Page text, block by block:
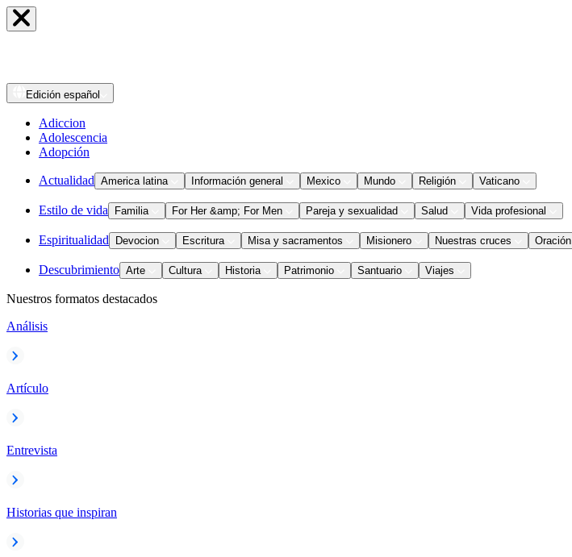
Edición español
Adiccion
Adolescencia
Adopción
Actualidad America latina Información general Mexico Mundo Religión Vaticano
Estilo de vida Familia For Her &amp; For Men Pareja y sexualidad Salud Vida profesional
Espiritualidad Devocion Escritura Misa y sacramentos Misionero Nuestras cruces Oración
Descubrimiento Arte Cultura Historia Patrimonio Santuario Viajes
Nuestros formatos destacados
Análisis
Artículo
Entrevista
Historias que inspiran